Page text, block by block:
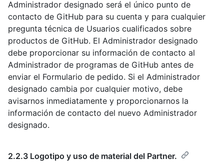
Administrador designado será el único punto de
contacto de GitHub para su cuenta y para cualquier
pregunta técnica de Usuarios cualificados sobre
productos de GitHub. El Administrador designado
debe proporcionar su información de contacto al
Administrador de programas de GitHub antes de
enviar el Formulario de pedido. Si el Administrador
designado cambia por cualquier motivo, debe
avisarnos inmediatamente y proporcionarnos la
información de contacto del nuevo Administrador
designado.
2.2.3 Logotipo y uso de material del Partner.